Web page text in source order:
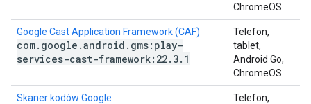
ChromeOS
Google Cast Application Framework (CAF)
com. google .android . gms:play-
services-cast-framework:22. 3. 1
Telefon,
tablet,
Android Go,
ChromeOS
Skaner kodów Google
Telefon,